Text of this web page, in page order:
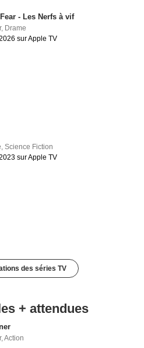
- Les Nerfs à vif
, Drame
sur Apple TV
,Science Fiction
sur Apple TV
des séries TV
+ attendues
,Action